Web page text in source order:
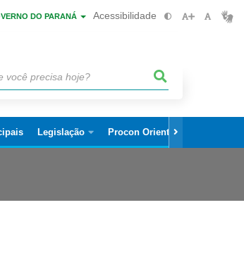
DO PARANÁ Acessibilidade
Legislação Procon Orienta